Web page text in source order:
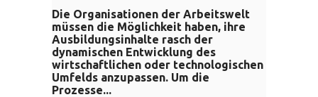
Die Organisationen der Arbeitswelt
müssen die Möglichkeit haben, ihre
Ausbildungsinhalte rasch der
dynamischen Entwicklung des
wirtschaftlichen oder technologischen
Umfelds anzupassen. Um die
Prozesse...